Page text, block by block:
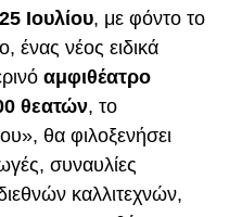
Ιουλίου, με φόντο το
ένας νέος ειδικά
αμφιθέατρο
θεατών, το
θα φιλοξενήσει
συναυλίες
καλλιτεχνών,